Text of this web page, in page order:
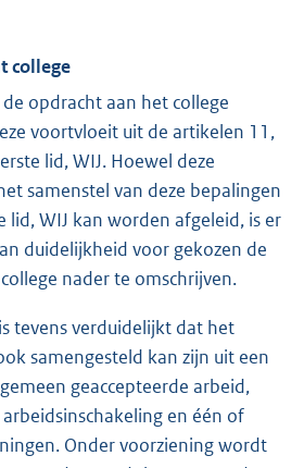
college
opdracht aan het college
voortvloeit uit de artikelen 11,
lid, WIJ. Hoewel deze
samenstel van deze bepalingen
lid, WIJ kan worden afgeleid, is er
duidelijkheid voor gekozen de
nader te omschrijven.
tevens verduidelijkt dat het
samengesteld kan zijn uit een
geaccepteerde arbeid,
en één of
Onder voorziening wordt